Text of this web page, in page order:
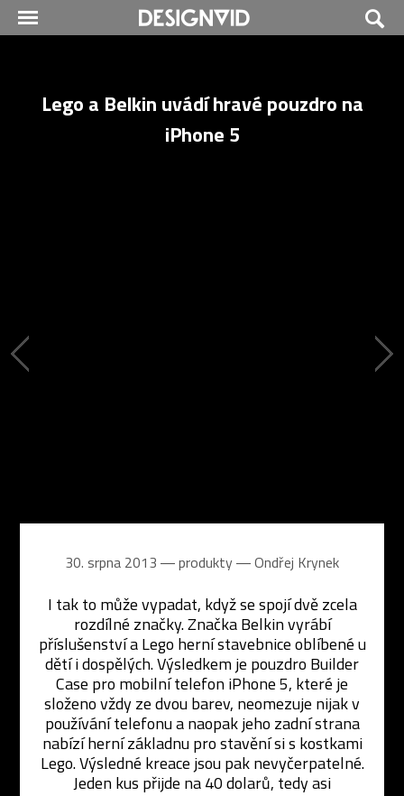
Lego a Belkin uvádí hravé pouzdro na
iPhone 5
30. srpna 2013 ― produkty ―Ondřej Krynek
I tak to může vypadat, když se spojí dvě zcela
rozdílné značky. Značka Belkin vyrábí
příslušenství a Lego herní stavebnice oblíbené u
dětí i dospělých. Výsledkem je pouzdro Builder
Case pro mobilní telefon iPhone 5, které je
složeno vždy ze dvou barev, neomezuje nijak v
používání telefonu a naopak jeho zadní strana
nabízí herní základnu pro stavění si s kostkami
Lego. Výsledné kreace jsou pak nevyčerpatelné.
Jeden kus přijde na 40 dolarů, tedy asi